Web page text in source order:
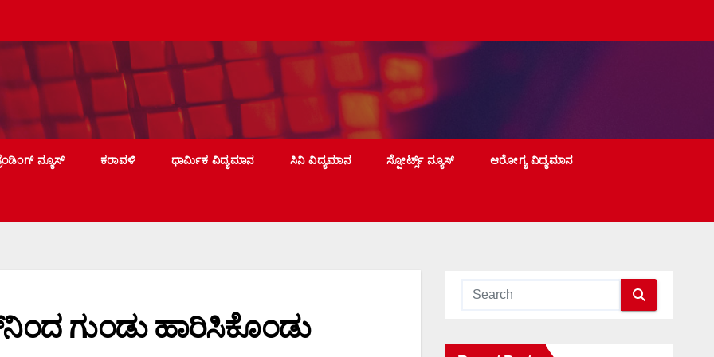
ನ್ಯೂಸ್ ಕರಾವಳಿ ಧಾರ್ಮಿಕ ವಿದ್ಯಮಾನ ಸಿನಿ ವಿದ್ಯಮಾನ ಸ್ಪೋರ್ಟ್ಸ್ ನ್ಯೂಸ್ ಆರೋಗ್ಯ ವಿದ್ಯಮಾನ
ಗುಂಡು ಹಾರಿಸಿಕೊಂಡು